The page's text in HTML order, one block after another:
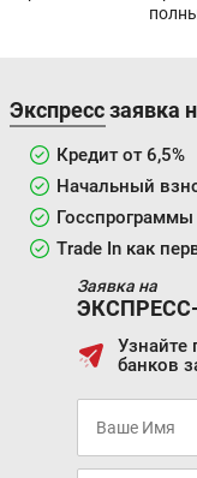
Экспресс заявка
Кредит от 6,5%
Начальный
Госспрограммы
Trade In как
Заявка на
Узнайте
банков